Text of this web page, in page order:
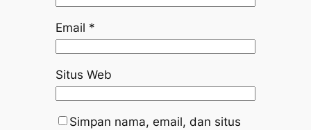
Email *
Situs Web
Simpan nama, email, dan situs